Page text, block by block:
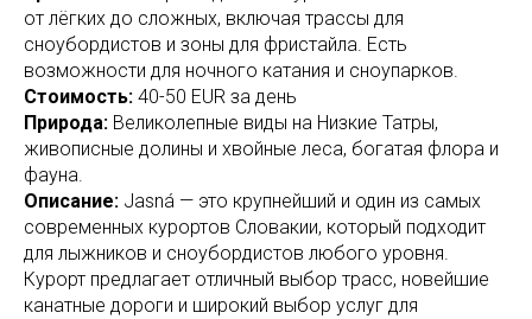
от лёгких до сложных, включая трассы для
сноубордистов и зоны для фристайла. Есть
возможности для ночного катания и сноупарков.
Стоимость: 40-50 EUR за день
Природа: Великолепные виды на Низкие Татры,
живописные долины и хвойные леса, богатая флора и
фауна.
Описание: Jasná — это крупнейший и один из самых
современных курортов Словакии, который подходит
для лыжников и сноубордистов любого уровня.
Курорт предлагает отличный выбор трасс, новейшие
канатные дороги и широкий выбор услуг для